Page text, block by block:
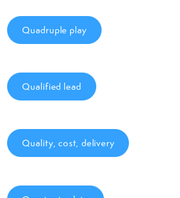
Quadruple play
Qualified lead
Quality, cost, delivery